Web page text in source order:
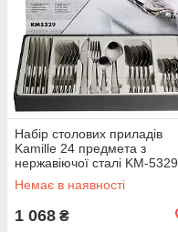
Набір столових приладів
Kamille 24 предмета з
нержавіючої сталі KM-5329
Немає в наявності
1 068 ₴